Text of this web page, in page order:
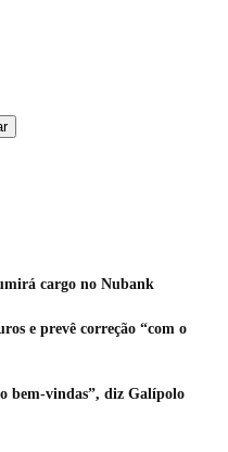
cargo no Nubank
e prevê correção “com o
bem-vindas”, diz Galípolo